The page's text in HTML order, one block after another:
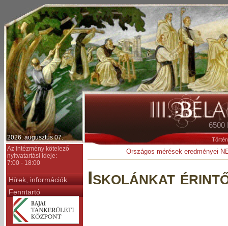
2026. augusztus 07.
Az intézmény kötelező
nyitvatartási ideje:
7:00 - 18:00
Hírek, információk
Fenntartó
Országos mérések eredményei
Iskolánkat érintő